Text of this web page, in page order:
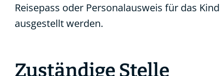
Reisepass oder Personalausweis für das Kind
ausgestellt werden.
Zuständige Stelle